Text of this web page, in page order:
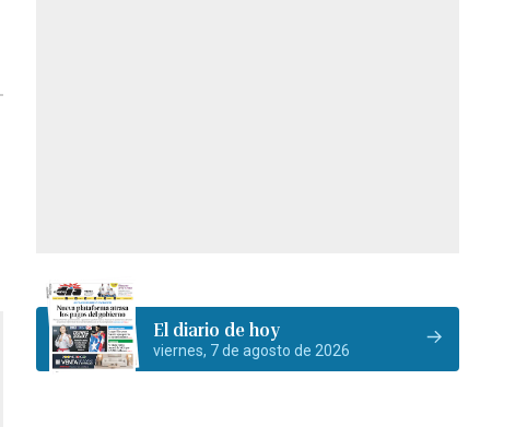
El diario de hoy
viernes, 7 de agosto de 2026